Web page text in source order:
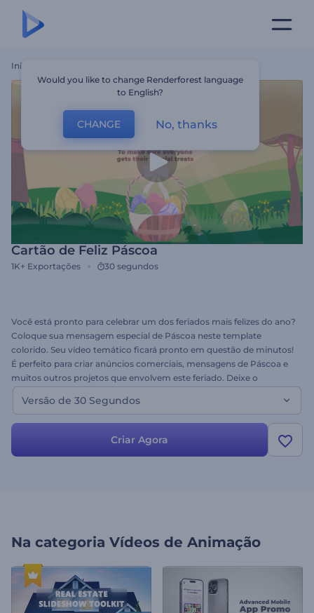
Início
Cartão de Feliz Páscoa
1K+ Exportações 30 segundos
Você está pronto para celebrar um dos feriados mais felizes do ano?
Coloque sua mensagem especial de Páscoa neste template
colorido. Seu vídeo temático ficará pronto em questão de minutos!
É perfeito para criar anúncios comerciais, mensagens de Páscoa e
muitos outros projetos que envolvem este feriado. Deixe o
coelhinho da Páscoa trazer alegria e prosperidade à sua porta.
Experimente criar agora mesmo!
Versão de 30 Segundos
Criar Agora
Na categoria Vídeos de Animação
Would you like to change Renderforest language
to English?
CHANGE No, thanks